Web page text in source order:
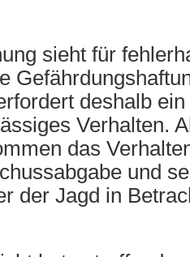
sieht für
deshalb
Verhalten.
das
und
der Jagd in